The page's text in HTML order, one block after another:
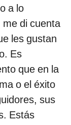
a lo
di cuenta
les gustan
Es
que en la
o el éxito
sus
Estás